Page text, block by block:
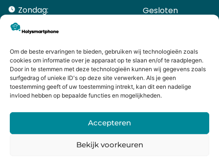
Om de beste ervaringen te bieden, gebruiken wij technologieën zoals
cookies om informatie over je apparaat op te slaan en/of te raadplegen.
Door in te stemmen met deze technologieën kunnen wij gegevens zoals
surfgedrag of unieke ID's op deze site verwerken. Als je geen
toestemming geeft of uw toestemming intrekt, kan dit een nadelige
invloed hebben op bepaalde functies en mogelijkheden.
Accepteren
Bekijk voorkeuren
Zondag:
Gesloten ​ ​ ​ ​ ​ ​ ​
ACCOUNT
Mijn Account
Bestellingen
Mijn winkelwagen
HANDIGE LINKS
Levering en retourneren
Garantie
Contact
Samsung smartphone laten maken